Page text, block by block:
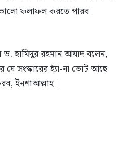
ভালো ফলাফল করতে পারব।
হামিদুর রহমান আযাদ বলেন,
সংস্কারের হ্যাঁ-না ভোট আছে
ইনশাআল্লাহ।